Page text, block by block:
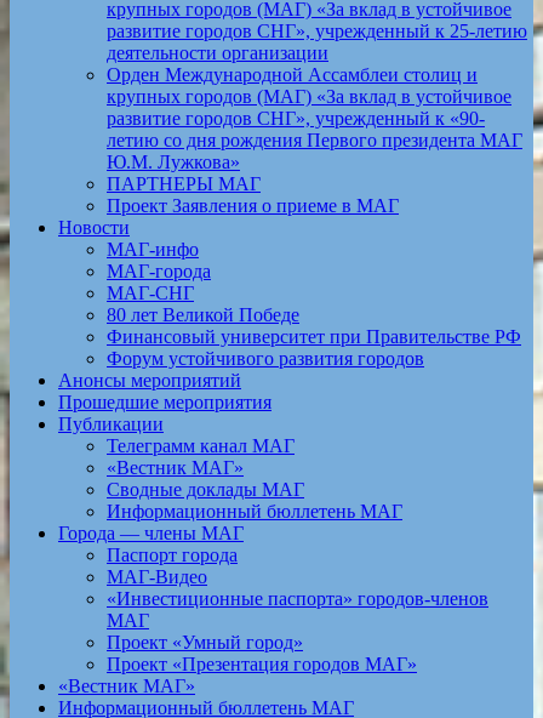
крупных городов (МАГ) «За вклад в устойчивое
развитие городов СНГ», учрежденный к 25-летию
деятельности организации
Орден Международной Ассамблеи столиц и
крупных городов (МАГ) «За вклад в устойчивое
развитие городов СНГ», учрежденный к «90-
летию со дня рождения Первого президента МАГ
Ю.М. Лужкова»
ПАРТНЕРЫ МАГ
Проект Заявления о приеме в МАГ
Новости
МАГ-инфо
МАГ-города
МАГ-СНГ
80 лет Великой Победе
Финансовый университет при Правительстве РФ
Форум устойчивого развития городов
Анонсы мероприятий
Прошедшие мероприятия
Публикации
Телеграмм канал МАГ
«Вестник МАГ»
Сводные доклады МАГ
Информационный бюллетень МАГ
Города — члены МАГ
Паспорт города
МАГ-Видео
«Инвестиционные паспорта» городов-членов
МАГ
Проект «Умный город»
Проект «Презентация городов МАГ»
«Вестник МАГ»
Информационный бюллетень МАГ